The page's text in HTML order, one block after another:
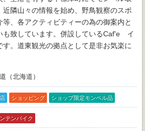
隣山々の情報を始め、野鳥観察のスポ
等、各アクティビティーの為の御案内と
も致しています。併設しているCaf'e イ
す。道東観光の拠点として是非お気楽に
（北海道）
ショッピング ショップ限定モンベル品
テンバイク